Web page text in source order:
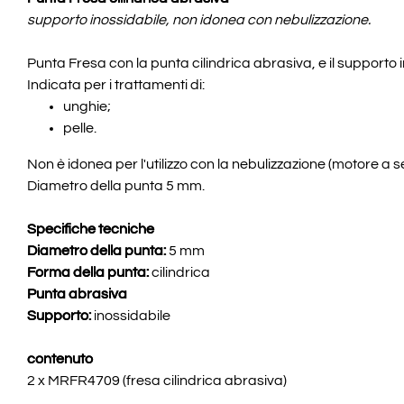
supporto inossidabile, non idonea con nebulizzazione.
Punta Fresa con la punta cilindrica abrasiva, e il supporto
Indicata per i trattamenti di:
unghie;
pelle.
Non è idonea per l'utilizzo con la nebulizzazione (motore a
Diametro della punta 5 mm.
Specifiche tecniche
Diametro della punta:5 mm
Forma della punta:cilindrica
Punta abrasiva
Supporto:inossidabile
contenuto
2 x MRFR4709 (fresa cilindrica abrasiva)